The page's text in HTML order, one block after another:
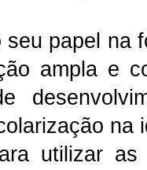
seu papel na
ampla e
na
utilizar